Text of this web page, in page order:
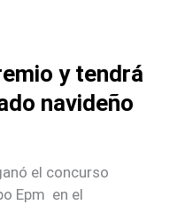
y tendrá
navideño
el concurso
Epm en el